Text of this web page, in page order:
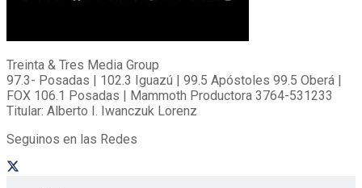
Treinta & Tres Media Group
97.3- Posadas | 102.3 Iguazú | 99.5 Apóstoles 99.5 Oberá |
FOX 106.1 Posadas | Mammoth Productora 3764-531233
Titular: Alberto I. Iwanczuk Lorenz
Seguinos en las Redes